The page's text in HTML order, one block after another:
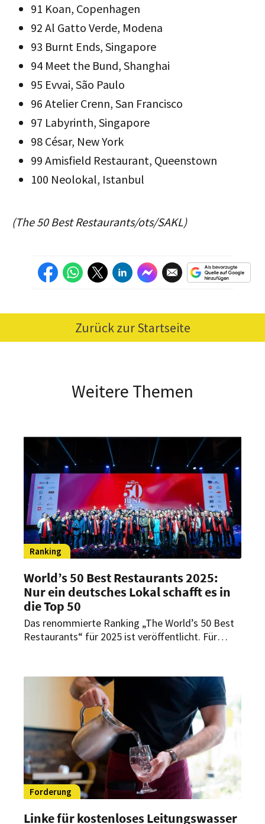
91 Koan, Copenhagen
92 Al Gatto Verde, Modena
93 Burnt Ends, Singapore
94 Meet the Bund, Shanghai
95 Evvai, São Paulo
96 Atelier Crenn, San Francisco
97 Labyrinth, Singapore
98 César, New York
99 Amisfield Restaurant, Queenstown
100 Neolokal, Istanbul
(The 50 Best Restaurants/ots/SAKL)
Zurück zur Startseite
Weitere Themen
Ranking
World’s 50 Best Restaurants 2025:
Nur ein deutsches Lokal schafft es in
die Top 50
Das renommierte Ranking „The World’s 50 Best
Restaurants“ für 2025 ist veröffentlicht. Für
geschafft haben.
Forderung
Linke für kostenloses Leitungswasser